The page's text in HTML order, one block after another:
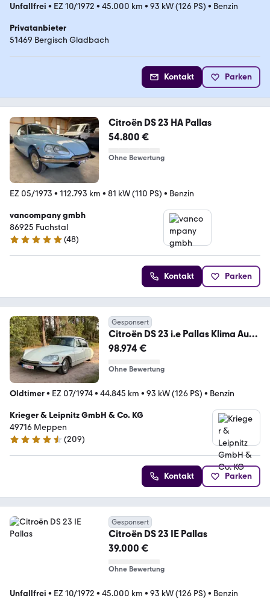
Unfallfrei • EZ 10/1972 • 45.000 km • 93 kW (126 PS) • Benzin
Privatanbieter
51469 Bergisch Gladbach
Kontakt Parken
Citroën DS 23 HA Pallas
54.800 €
Ohne Bewertung
EZ 05/1973 • 112.793 km • 81 kW (110 PS) • Benzin
vancompany gmbh
86925 Fuchstal
5 Sterne
(48)
Kontakt Parken
Gesponsert
Citroën DS 23 i.e Pallas Klima Aut.
FIVA Card Unikat 1
98.974 €
Ohne Bewertung
Oldtimer• EZ 07/1974• 44.845 km • 93 kW (126 PS) • Benzin
Krieger & Leipnitz GmbH & Co. KG
49716 Meppen
4.7 Sterne
(209)
Kontakt Parken
Gesponsert
Citroën DS 23 IE Pallas
39.000 €
Ohne Bewertung
Unfallfrei • EZ 10/1972 • 45.000 km • 93 kW (126 PS) • Benzin